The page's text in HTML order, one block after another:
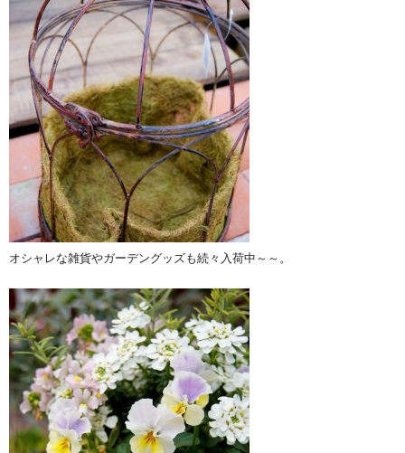
オシャレな雑貨やガーデングッズも続々入荷中～～。